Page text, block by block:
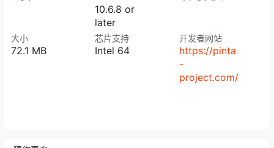
大小
72.1 MB
10.6.8 or
later
芯片支持
Intel 64
开发者网站
https://pinta
-
project.com/